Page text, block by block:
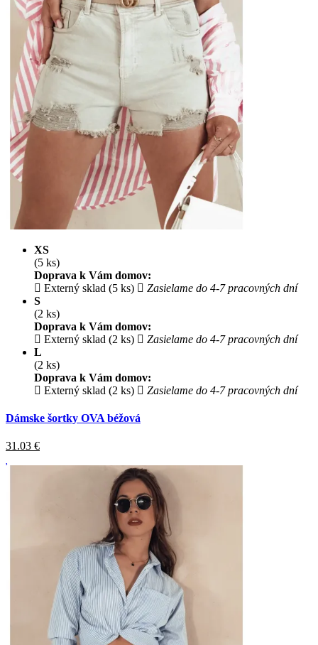
XS
(5 ks)
Doprava k Vám domov:
Externý sklad (5 ks)
Zasielame do 4-7 pracovných dní
S
(2 ks)
Doprava k Vám domov:
Externý sklad (2 ks)
Zasielame do 4-7 pracovných dní
L
(2 ks)
Doprava k Vám domov:
Externý sklad (2 ks)
Zasielame do 4-7 pracovných dní
Dámske šortky OVA béžová
31.03 €